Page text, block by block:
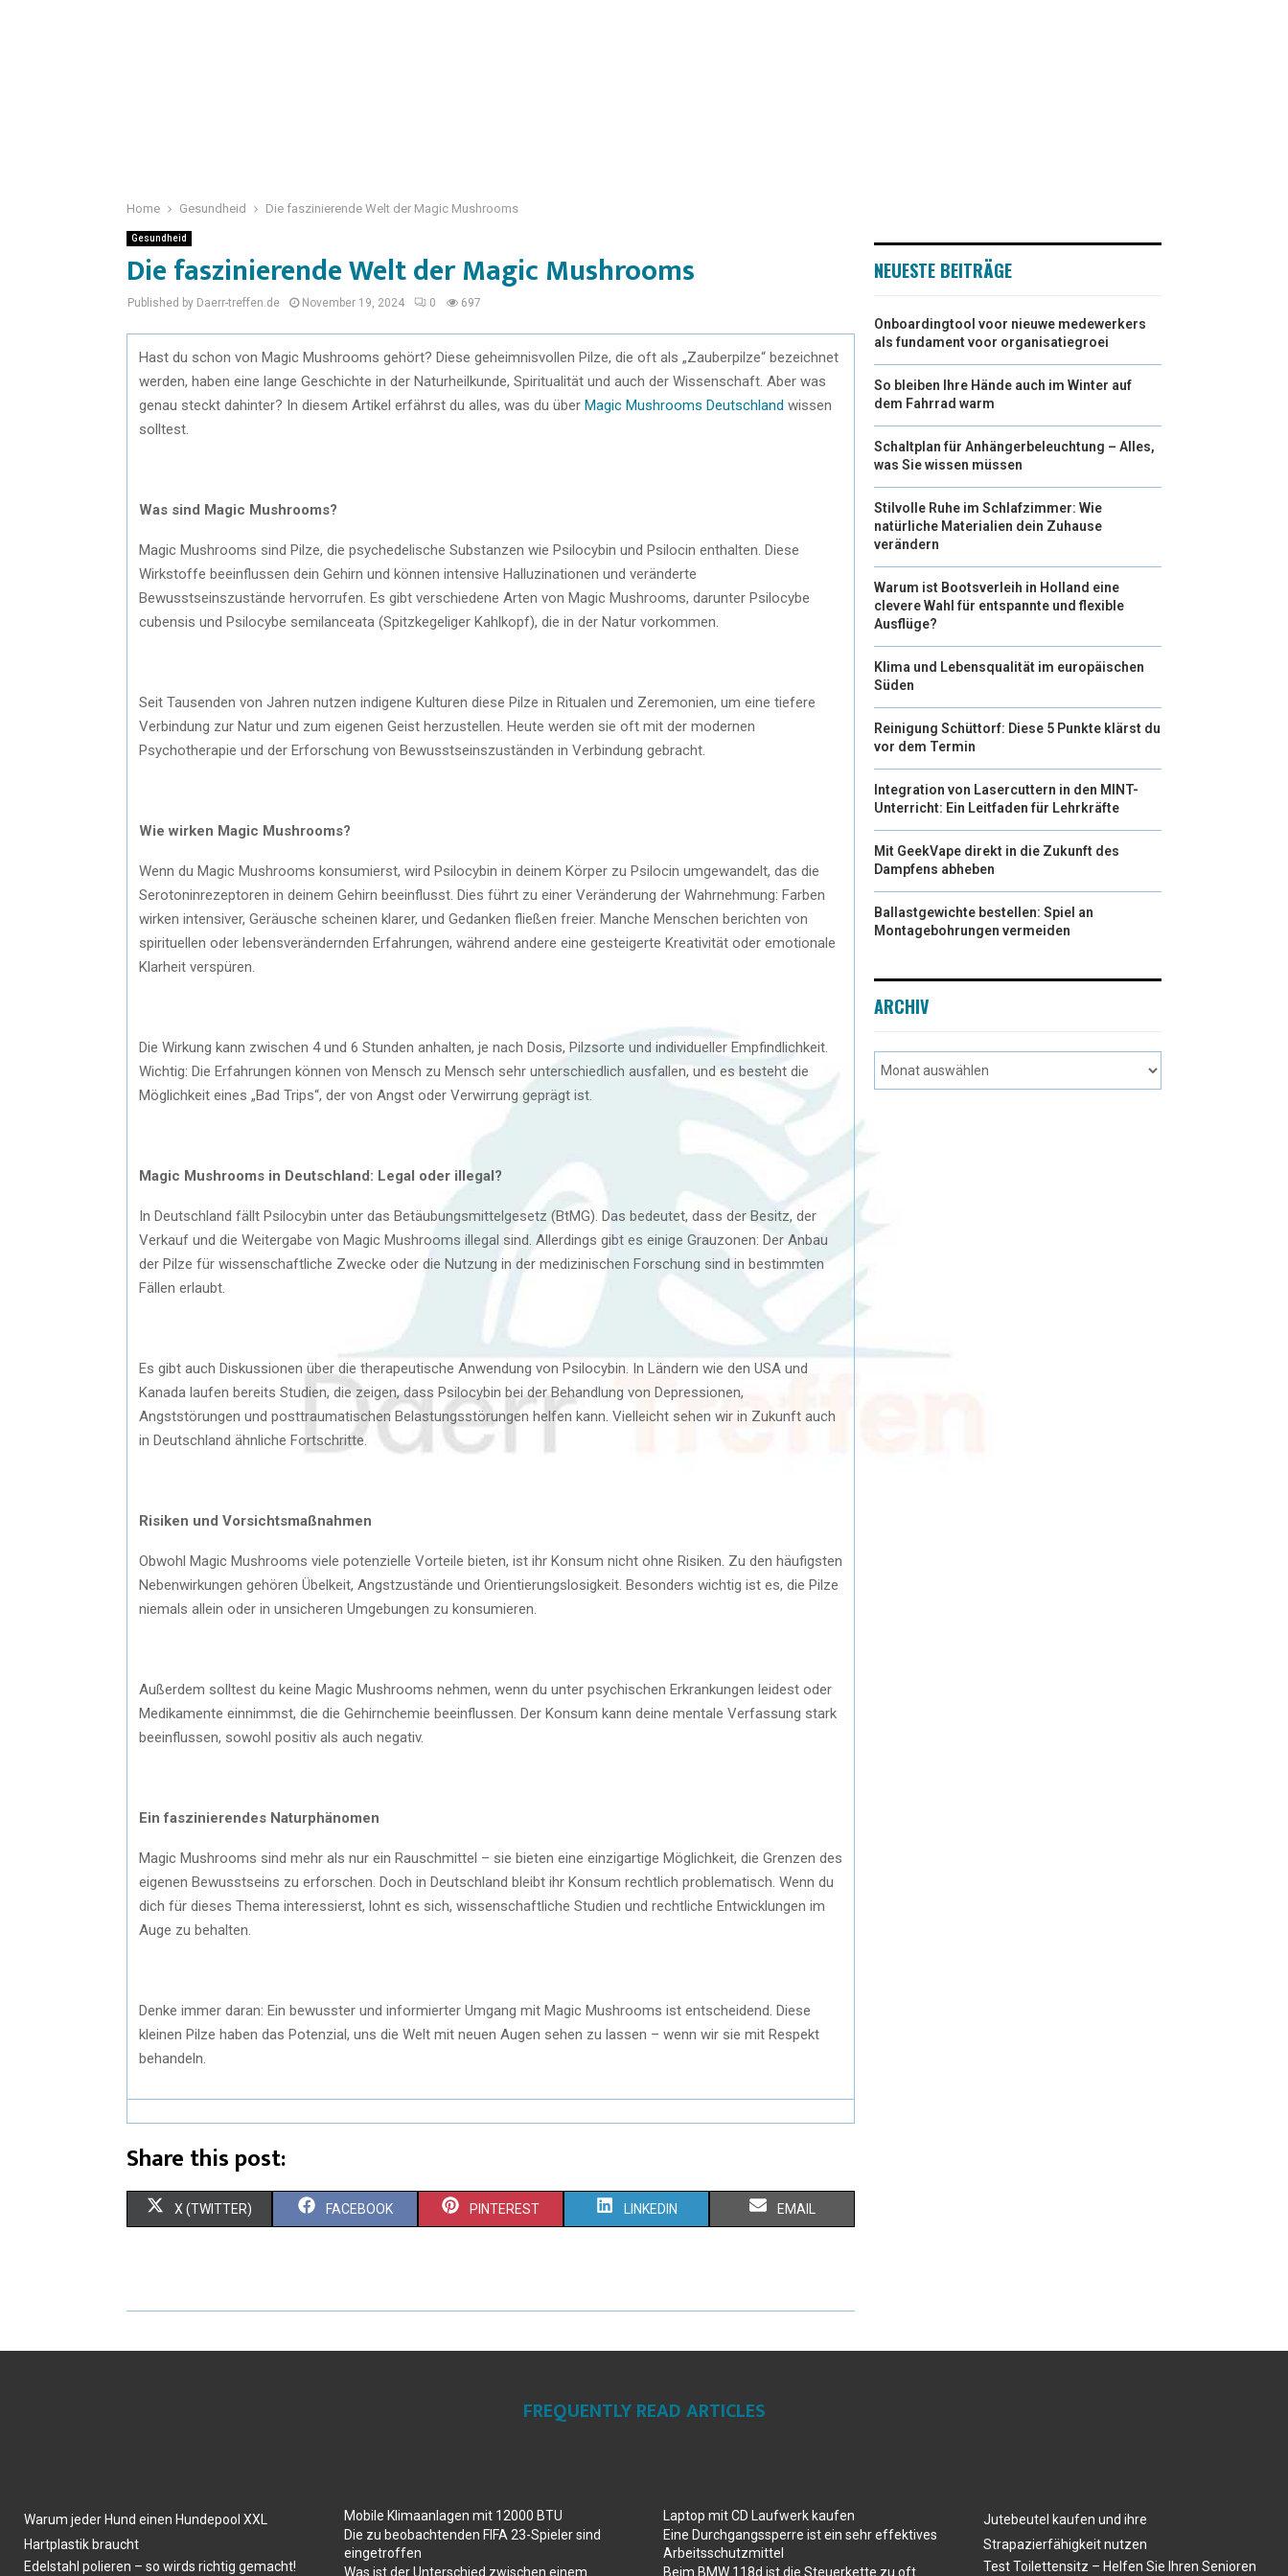
Home Gesundheid Die faszinierende Welt der Magic Mushrooms
Gesundheid
Die faszinierende Welt der Magic Mushrooms
Published by Daerr-treffen.de November 19, 2024 0 697
Hast du schon von Magic Mushrooms gehört? Diese geheimnisvollen Pilze, die oft als „Zauberpilze“ bezeichnet
werden, haben eine lange Geschichte in der Naturheilkunde, Spiritualität und auch der Wissenschaft. Aber was
genau steckt dahinter? In diesem Artikel erfährst du alles, was du über Magic Mushrooms Deutschland wissen
solltest.
Was sind Magic Mushrooms?
Magic Mushrooms sind Pilze, die psychedelische Substanzen wie Psilocybin und Psilocin enthalten. Diese
Wirkstoffe beeinflussen dein Gehirn und können intensive Halluzinationen und veränderte
Bewusstseinszustände hervorrufen. Es gibt verschiedene Arten von Magic Mushrooms, darunter Psilocybe
cubensis und Psilocybe semilanceata (Spitzkegeliger Kahlkopf), die in der Natur vorkommen.
Seit Tausenden von Jahren nutzen indigene Kulturen diese Pilze in Ritualen und Zeremonien, um eine tiefere
Verbindung zur Natur und zum eigenen Geist herzustellen. Heute werden sie oft mit der modernen
Psychotherapie und der Erforschung von Bewusstseinszuständen in Verbindung gebracht.
Wie wirken Magic Mushrooms?
Wenn du Magic Mushrooms konsumierst, wird Psilocybin in deinem Körper zu Psilocin umgewandelt, das die
Serotoninrezeptoren in deinem Gehirn beeinflusst. Dies führt zu einer Veränderung der Wahrnehmung: Farben
wirken intensiver, Geräusche scheinen klarer, und Gedanken fließen freier. Manche Menschen berichten von
spirituellen oder lebensverändernden Erfahrungen, während andere eine gesteigerte Kreativität oder emotionale
Klarheit verspüren.
Die Wirkung kann zwischen 4 und 6 Stunden anhalten, je nach Dosis, Pilzsorte und individueller Empfindlichkeit.
Wichtig: Die Erfahrungen können von Mensch zu Mensch sehr unterschiedlich ausfallen, und es besteht die
Möglichkeit eines „Bad Trips“, der von Angst oder Verwirrung geprägt ist.
Magic Mushrooms in Deutschland: Legal oder illegal?
In Deutschland fällt Psilocybin unter das Betäubungsmittelgesetz (BtMG). Das bedeutet, dass der Besitz, der
Verkauf und die Weitergabe von Magic Mushrooms illegal sind. Allerdings gibt es einige Grauzonen: Der Anbau
der Pilze für wissenschaftliche Zwecke oder die Nutzung in der medizinischen Forschung sind in bestimmten
Fällen erlaubt.
Es gibt auch Diskussionen über die therapeutische Anwendung von Psilocybin. In Ländern wie den USA und
Kanada laufen bereits Studien, die zeigen, dass Psilocybin bei der Behandlung von Depressionen,
Angststörungen und posttraumatischen Belastungsstörungen helfen kann. Vielleicht sehen wir in Zukunft auch
in Deutschland ähnliche Fortschritte.
Risiken und Vorsichtsmaßnahmen
Obwohl Magic Mushrooms viele potenzielle Vorteile bieten, ist ihr Konsum nicht ohne Risiken. Zu den häufigsten
Nebenwirkungen gehören Übelkeit, Angstzustände und Orientierungslosigkeit. Besonders wichtig ist es, die Pilze
niemals allein oder in unsicheren Umgebungen zu konsumieren.
Außerdem solltest du keine Magic Mushrooms nehmen, wenn du unter psychischen Erkrankungen leidest oder
Medikamente einnimmst, die die Gehirnchemie beeinflussen. Der Konsum kann deine mentale Verfassung stark
beeinflussen, sowohl positiv als auch negativ.
Ein faszinierendes Naturphänomen
Magic Mushrooms sind mehr als nur ein Rauschmittel – sie bieten eine einzigartige Möglichkeit, die Grenzen des
eigenen Bewusstseins zu erforschen. Doch in Deutschland bleibt ihr Konsum rechtlich problematisch. Wenn du
dich für dieses Thema interessierst, lohnt es sich, wissenschaftliche Studien und rechtliche Entwicklungen im
Auge zu behalten.
Denke immer daran: Ein bewusster und informierter Umgang mit Magic Mushrooms ist entscheidend. Diese
kleinen Pilze haben das Potenzial, uns die Welt mit neuen Augen sehen zu lassen – wenn wir sie mit Respekt
behandeln.
Share this post:
X (TWITTER) FACEBOOK PINTEREST LINKEDIN EMAIL
NEUESTE BEITRÄGE
Onboardingtool voor nieuwe medewerkers
als fundament voor organisatiegroei
So bleiben Ihre Hände auch im Winter auf
dem Fahrrad warm
Schaltplan für Anhängerbeleuchtung – Alles,
was Sie wissen müssen
Stilvolle Ruhe im Schlafzimmer: Wie
natürliche Materialien dein Zuhause
verändern
Warum ist Bootsverleih in Holland eine
clevere Wahl für entspannte und flexible
Ausflüge?
Klima und Lebensqualität im europäischen
Süden
Reinigung Schüttorf: Diese 5 Punkte klärst du
vor dem Termin
Integration von Lasercuttern in den MINT-
Unterricht: Ein Leitfaden für Lehrkräfte
Mit GeekVape direkt in die Zukunft des
Dampfens abheben
Ballastgewichte bestellen: Spiel an
Montagebohrungen vermeiden
ARCHIV
FREQUENTLY READ ARTICLES
Warum jeder Hund einen Hundepool XXL
Hartplastik braucht
Edelstahl polieren – so wirds richtig gemacht!
Mobile Klimaanlagen mit 12000 BTU
Die zu beobachtenden FIFA 23-Spieler sind
eingetroffen
Was ist der Unterschied zwischen einem
Laptop mit CD Laufwerk kaufen
Eine Durchgangssperre ist ein sehr effektives
Arbeitsschutzmittel
Beim BMW 118d ist die Steuerkette zu oft
Jutebeutel kaufen und ihre
Strapazierfähigkeit nutzen
Test Toilettensitz – Helfen Sie Ihren Senioren